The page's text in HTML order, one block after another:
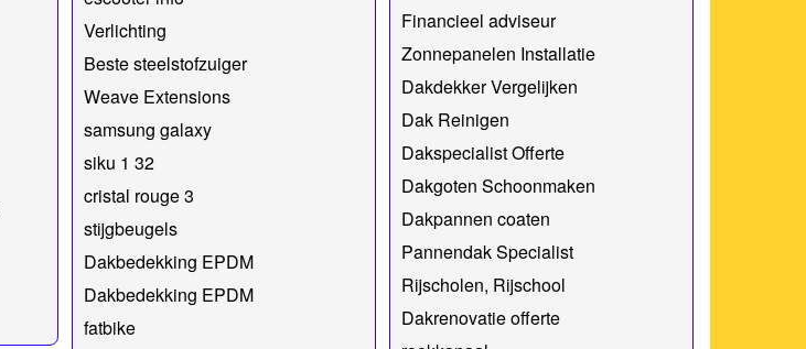
Verlichting
Beste steelstofzuiger
Weave Extensions
samsung galaxy
siku 1 32
cristal rouge 3
stijgbeugels
Dakbedekking EPDM
Dakbedekking EPDM
fatbike
Financieel adviseur
Zonnepanelen Installatie
Dakdekker Vergelijken
Dak Reinigen
Dakspecialist Offerte
Dakgoten Schoonmaken
Dakpannen coaten
Pannendak Specialist
Rijscholen, Rijschool
Dakrenovatie offerte